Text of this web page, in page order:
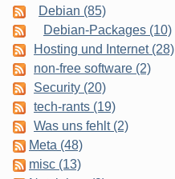
Debian (85)
Debian-Packages (10)
Hosting und Internet (28)
non-free software (2)
Security (20)
tech-rants (19)
Was uns fehlt (2)
Meta (48)
misc (13)